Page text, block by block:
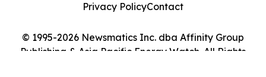
© 1995-2026 Newsmatics Inc. dba Affinity Group
Publishing & Asia Pacific Energy Watch. All Rights
Privacy PolicyContact